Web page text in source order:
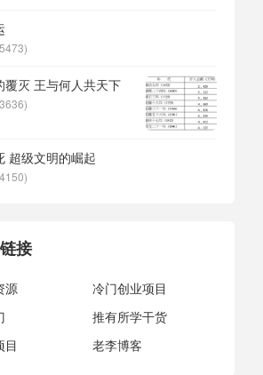
覆灭 王与何人共天下
超级文明的崛起
接
源
冷门创业项目
推有所学干货
目
老李博客